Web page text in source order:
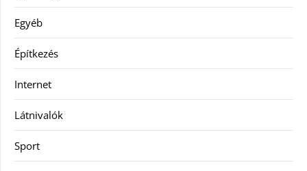
Egyéb
Építkezés
Internet
Látnivalók
Sport